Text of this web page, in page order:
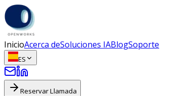
InicioAcerca deSoluciones IABlogSoporte
ES
Reservar Llamada